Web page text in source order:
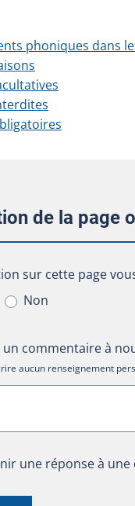
phoniques dans
de la page
sur cette page
sur cette page
Non
un commentaire à
aucun renseignement
une réponse à